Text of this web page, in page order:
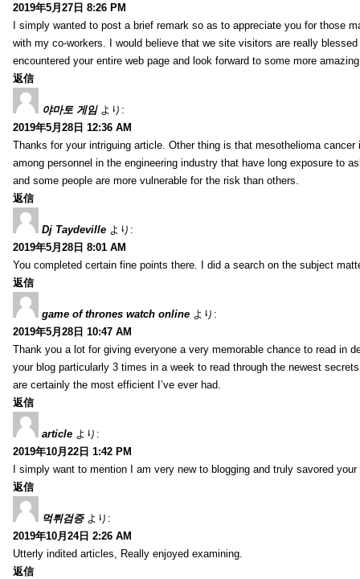
2019年5月27日 8:26 PM
I simply wanted to post a brief remark so as to appreciate you for those
with my co-workers. I would believe that we site visitors are really
encountered your entire web page and look forward to some more
返信
야마토 게임 より:
2019年5月28日 12:36 AM
Thanks for your intriguing article. Other thing is that mesothelioma
among personnel in the engineering industry that have long exposure to
and some people are more vulnerable for the risk than others.
返信
Dj Taydeville より:
2019年5月28日 8:01 AM
You completed certain fine points there. I did a search on the subject
返信
game of thrones watch online より:
2019年5月28日 10:47 AM
Thank you a lot for giving everyone a very memorable chance to read in
your blog particularly 3 times in a week to read through the newest
are certainly the most efficient I’ve ever had.
返信
article より:
2019年10月22日 1:42 PM
I simply want to mention I am very new to blogging and truly savored
返信
먹튀검증 より:
2019年10月24日 2:26 AM
Utterly indited articles, Really enjoyed examining.
返信